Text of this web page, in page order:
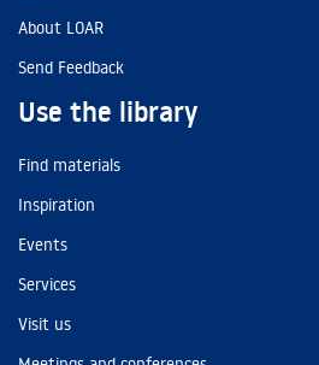
About LOAR
Send Feedback
Use the library
Find materials
Inspiration
Events
Services
Visit us